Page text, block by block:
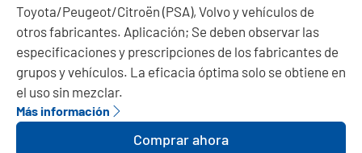
Toyota/Peugeot/Citroën (PSA), Volvo y vehículos de
otros fabricantes. Aplicación; Se deben observar las
especificaciones y prescripciones de los fabricantes de
grupos y vehículos. La eficacia óptima solo se obtiene en
el uso sin mezclar.
Más información
Comprar ahora